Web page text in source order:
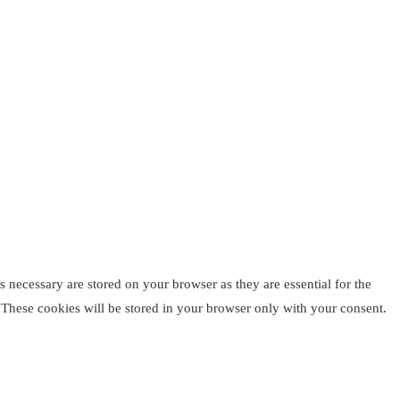
are stored on your browser as they are essential for the
cookies will be stored in your browser only with your consent.